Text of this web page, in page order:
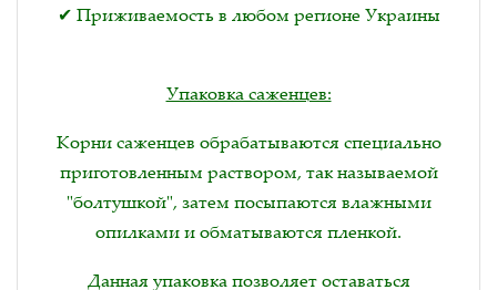
✔ Приживаемость в любом регионе Украины
Упаковка саженцев:
Корни саженцев обрабатываются специально
приготовленным раствором, так называемой
"болтушкой", затем посыпаются влажными
опилками и обматываются пленкой.
Данная упаковка позволяет оставаться